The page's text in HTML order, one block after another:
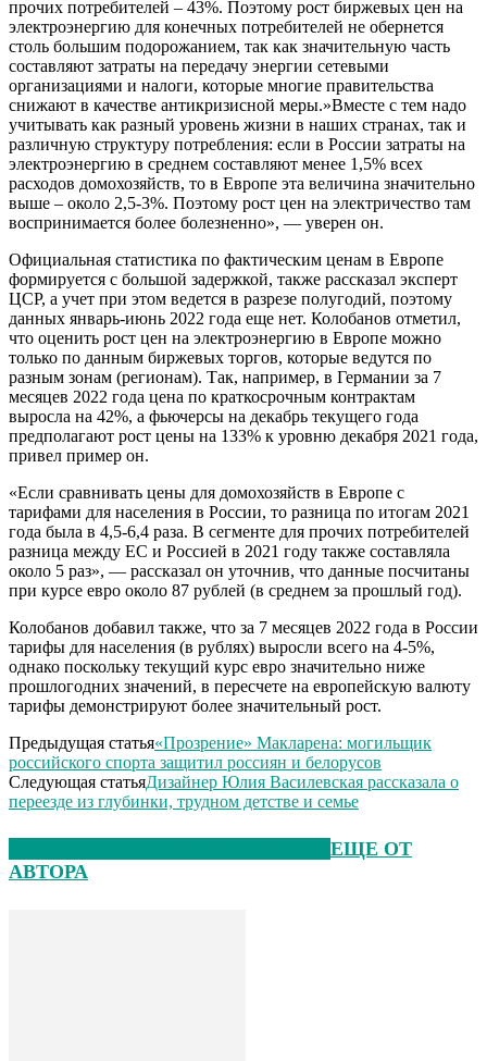
прочих потребителей – 43%. Поэтому рост биржевых цен на
электроэнергию для конечных потребителей не обернется
столь большим подорожанием, так как значительную часть
составляют затраты на передачу энергии сетевыми
организациями и налоги, которые многие правительства
снижают в качестве антикризисной меры.»Вместе с тем надо
учитывать как разный уровень жизни в наших странах, так и
различную структуру потребления: если в России затраты на
электроэнергию в среднем составляют менее 1,5% всех
расходов домохозяйств, то в Европе эта величина значительно
выше – около 2,5-3%. Поэтому рост цен на электричество там
воспринимается более болезненно», — уверен он.
Официальная статистика по фактическим ценам в Европе
формируется с большой задержкой, также рассказал эксперт
ЦСР, а учет при этом ведется в разрезе полугодий, поэтому
данных январь-июнь 2022 года еще нет. Колобанов отметил,
что оценить рост цен на электроэнергию в Европе можно
только по данным биржевых торгов, которые ведутся по
разным зонам (регионам). Так, например, в Германии за 7
месяцев 2022 года цена по краткосрочным контрактам
выросла на 42%, а фьючерсы на декабрь текущего года
предполагают рост цены на 133% к уровню декабря 2021 года,
привел пример он.
«Если сравнивать цены для домохозяйств в Европе с
тарифами для населения в России, то разница по итогам 2021
года была в 4,5-6,4 раза. В сегменте для прочих потребителей
разница между ЕС и Россией в 2021 году также составляла
около 5 раз», — рассказал он уточнив, что данные посчитаны
при курсе евро около 87 рублей (в среднем за прошлый год).
Колобанов добавил также, что за 7 месяцев 2022 года в России
тарифы для населения (в рублях) выросли всего на 4-5%,
однако поскольку текущий курс евро значительно ниже
прошлогодних значений, в пересчете на европейскую валюту
тарифы демонстрируют более значительный рост.
Предыдущая статья«Прозрение» Макларена: могильщик
российского спорта защитил россиян и белорусов
Следующая статьяДизайнер Юлия Василевская рассказала о
переезде из глубинки, трудном детстве и семье
ЕЩЕ ОТ
АВТОРА